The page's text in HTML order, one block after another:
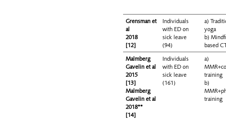
Grensman et
al
2018
[12]
Individuals
with ED on
sick leave
(94)
a)
yoga
b)
based
Malmberg
Gavelin et al
2015
[13]
Malmberg
Gavelin et al
2018**
[14]
Individuals
with ED on
sick leave
(161)
a)
training
b)
training